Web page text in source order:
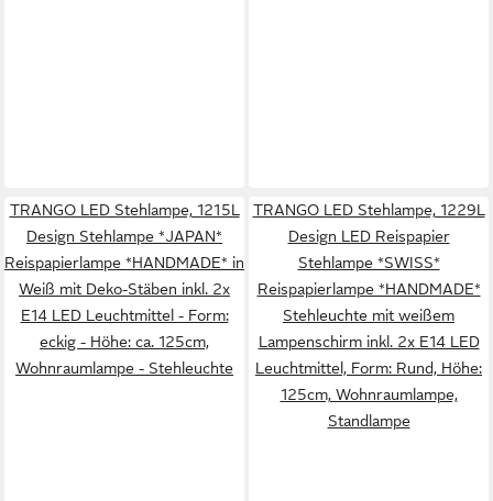
TRANGO LED Stehlampe, 1215L
Design Stehlampe *JAPAN*
Reispapierlampe *HANDMADE* in
Weiß mit Deko-Stäben inkl. 2x
E14 LED Leuchtmittel - Form:
eckig - Höhe: ca. 125cm,
Wohnraumlampe - Stehleuchte
TRANGO LED Stehlampe, 1229L
Design LED Reispapier
Stehlampe *SWISS*
Reispapierlampe *HANDMADE*
Stehleuchte mit weißem
Lampenschirm inkl. 2x E14 LED
Leuchtmittel, Form: Rund, Höhe:
125cm, Wohnraumlampe,
Standlampe